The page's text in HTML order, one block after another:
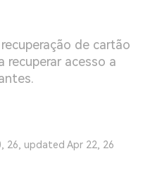
de cartão
recuperar acesso a
26, updated Apr 22, 26